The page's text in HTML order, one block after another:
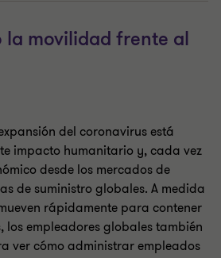
la movilidad frente al
del coronavirus está
impacto humanitario y, cada vez
desde los mercados de
de suministro globales. A medida
rápidamente para contener
los empleadores globales también
ver cómo administrar empleados